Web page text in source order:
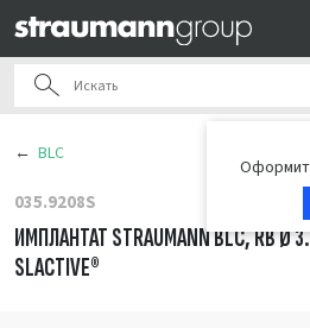
BLC
035.9208S
ИМПЛАНТАТ STRAUMANN BLC, RB Ø
SLACTIVE®